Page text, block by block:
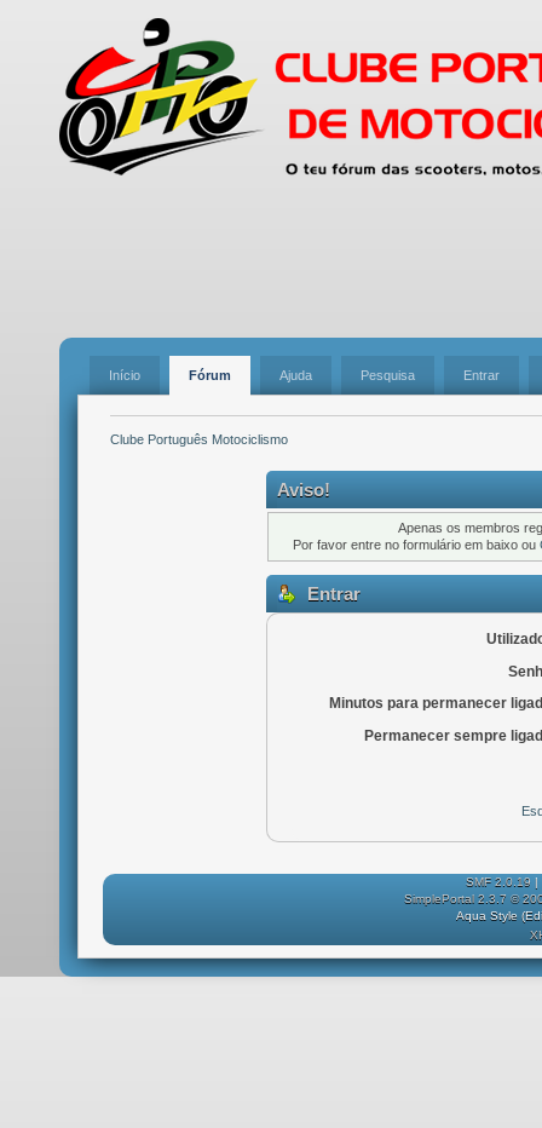
Início Fórum Ajuda Pesquisa Entrar
Clube Português Motociclismo
Aviso!
Apenas os membros
Por favor entre no formulário em baixo ou
Entrar
Minutos para permanecer
Permanecer sempre
SMF 2.0.19 |
SimplePortal 2.3.7 ©
Aqua Style